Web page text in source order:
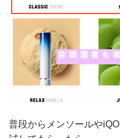
普段からメンソールや